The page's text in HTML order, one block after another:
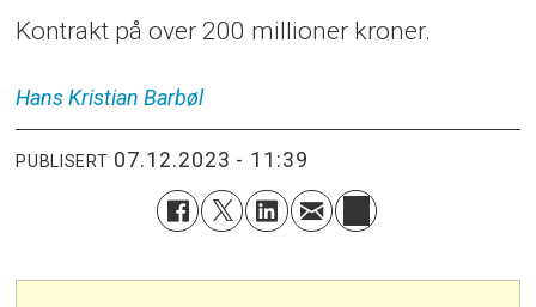
Kontrakt på over 200 millioner kroner.
Hans Kristian Barbøl
PUBLISERT 07.12.2023 - 11:39